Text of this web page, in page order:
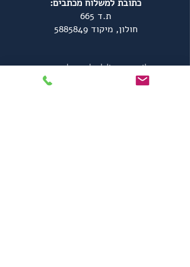
כתובת למשלוח מכתבים:
ת.ד 665
חולון, מיקוד5885849
www.kamaholdings.co.il